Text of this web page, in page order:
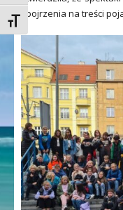
Toggle Font size
spojrzenia na treści